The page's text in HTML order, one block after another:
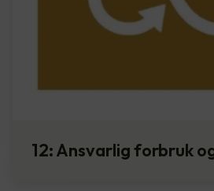
12: Ansvarlig forbruk